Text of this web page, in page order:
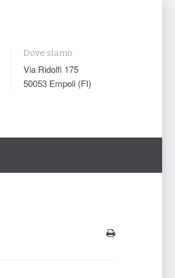
Dove siamo
Via Ridolfi 175
50053 Empoli (FI)